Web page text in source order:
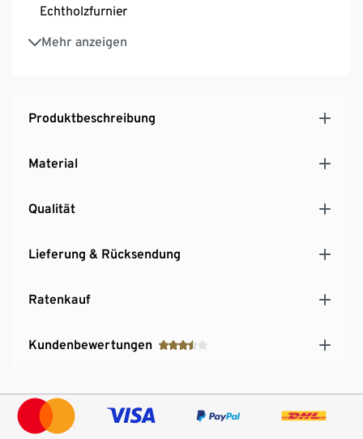
Echtholzfurnier
Mehr anzeigen
Passt z.B. perfekt auf das »CN3« Sideboard mit der
Bestellnummer 160763
Produktbeschreibung
Material
Qualität
Lieferung & Rücksendung
Ratenkauf
Kundenbewertungen